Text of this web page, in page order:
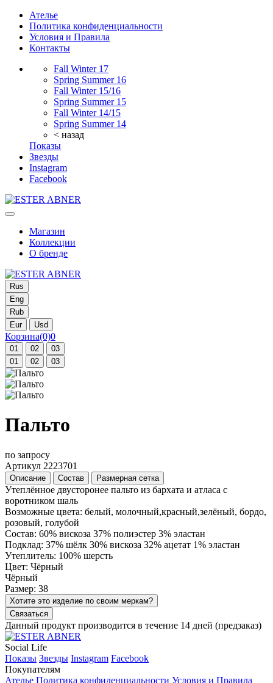
Ателье
Политика конфиденциальности
Условия и Правила
Контакты
Fall Winter 17
Spring Summer 16
Fall Winter 15/16
Spring Summer 15
Fall Winter 14/15
Spring Summer 14
< назад
Показы
Звезды
Instagram
Facebook
Магазин
Коллекции
О бренде
Rus
Eng
Rub
Eur
Usd
Корзина(0)0
01 02
03
01
02 03
Пальто
по запросу
Артикул 2223701
Описание Состав Размерная сетка
Утеплённое двусторонее пальто из бархата и атласа с
воротником шаль
Возможные цвета: белый, молочный,красный,зелёный, бордо,
розовый, голубой
Состав: 60% вискоза 37% полиэстер 3% эластан
Подклад: 37% шёлк 30% вискоза 32% ацетат 1% эластан
Утеплитель: 100% шерсть
Цвет: Чёрный
Чёрный
Размер: 38
Хотите это изделие по своим меркам?
Связаться
Данный продукт производится в течение 14 дней (предзаказ)
Social Life
Показы Звезды Instagram Facebook
Покупателям
Ателье Политика конфиденциальности Условия и Правила